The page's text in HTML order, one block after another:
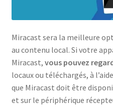
Miracast sera la meilleure
au contenu local. Si votre
Miracast, vous pouvez
locaux ou téléchargés, à
que Miracast doit être
et sur le périphérique